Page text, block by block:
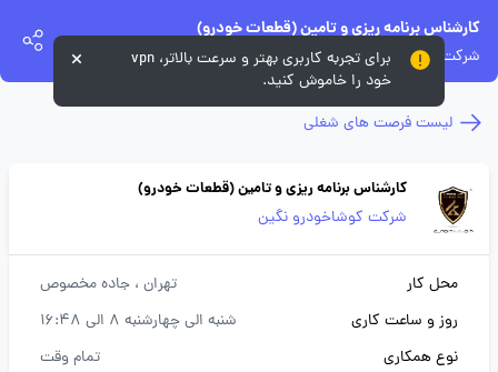
کارشناس برنامه ریزی و تامین (قطعات خودرو)
شرکت کوشاخودرو نگین
لیست فرصت های شغلی
کارشناس برنامه ریزی و تامین (قطعات خودرو)
شرکت کوشاخودرو نگین
محل کار تهران ، جاده مخصوص
روز و ساعت کاری
شنبه الی چهارشنبه 8 الی 16:48
نوع همکاری
تمام وقت
برای تجربه کاربری بهتر و سرعت بالاتر، vpn
خود را خاموش کنید.